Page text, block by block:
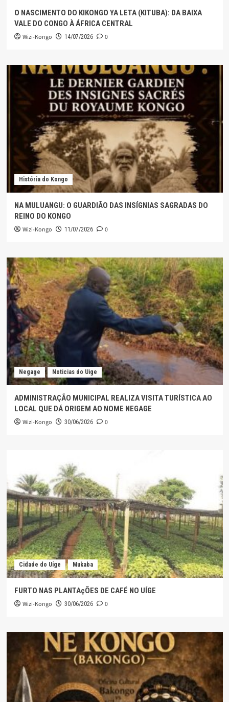
O NASCIMENTO DO KIKONGO YA LETA (KITUBA): DA BAIXA
VALE DO CONGO À ÁFRICA CENTRAL
Wizi-Kongo 14/07/2026 0
História do Kongo
NA MULUANGU: O GUARDIÃO DAS INSÍGNIAS SAGRADAS DO
REINO DO KONGO
Wizi-Kongo 11/07/2026 0
Negage Noticias do Uige
ADMINISTRAÇÃO MUNICIPAL REALIZA VISITA TURÍSTICA AO
LOCAL QUE DÁ ORIGEM AO NOME NEGAGE
Wizi-Kongo 30/06/2026 0
Cidade do Uíge Mukaba
FURTO NAS PLANTAçÕES DE CAFÉ NO UÍGE
Wizi-Kongo 30/06/2026 0